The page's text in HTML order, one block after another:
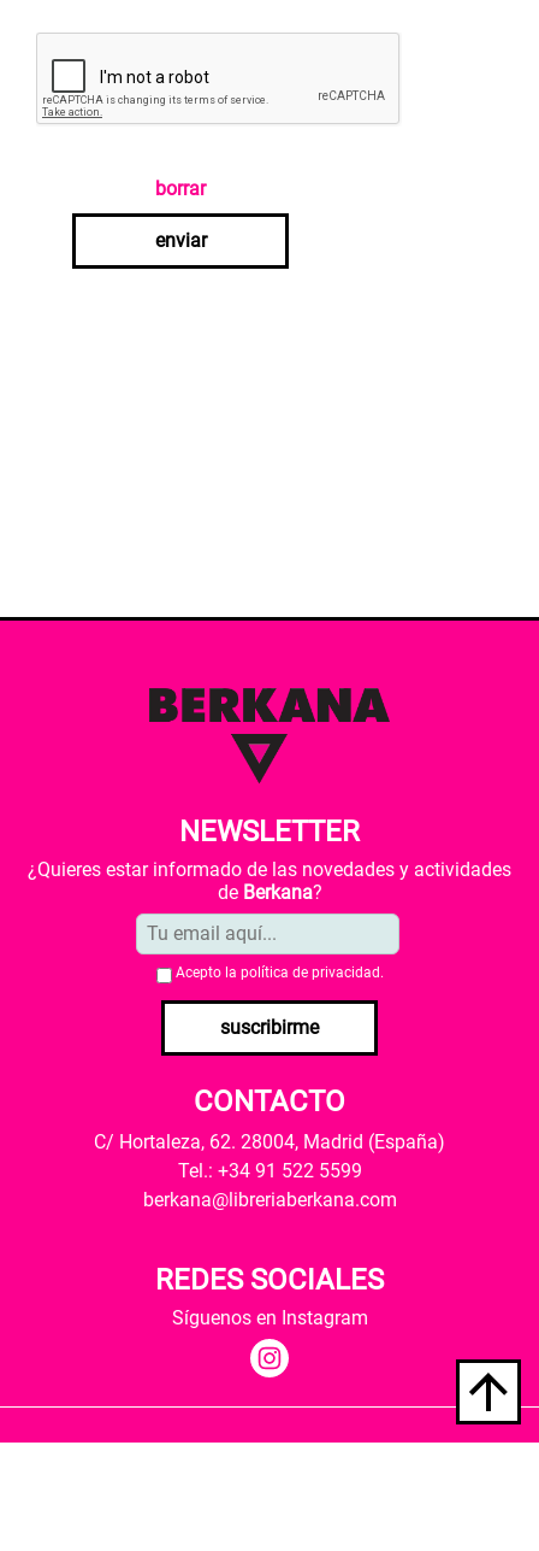
borrar
enviar
NEWSLETTER
¿Quieres estar informado de las novedades y actividades
de Berkana?
Acepto la política de privacidad .
suscribirme
CONTACTO
C/ Hortaleza, 62. 28004, Madrid (España)
Tel.: +34 91 522 5599
berkana@libreriaberkana.com
REDES SOCIALES
Síguenos en Instagram